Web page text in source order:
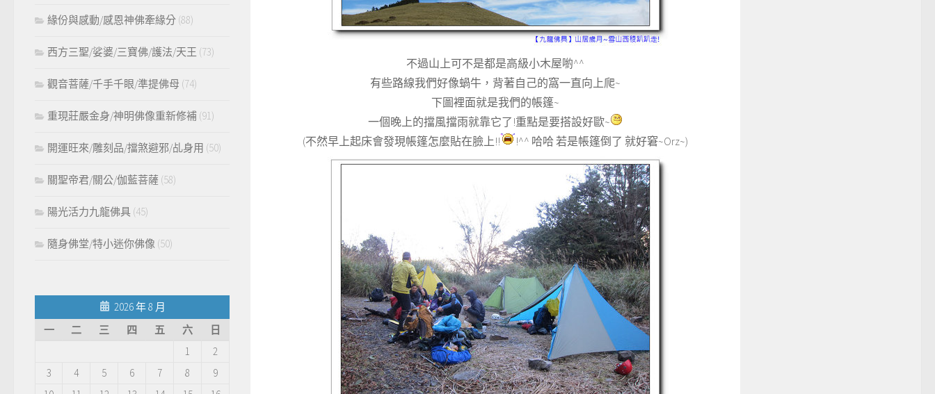
不過山上可不是都是高級小木屋喲^^
有些路線我們好像蝸牛，背著自己的窩一直向上爬~
下圖裡面就是我們的帳篷~
一個晚上的擋風擋雨就靠它了!重點是要搭設好歐~
(不然早上起床會發現帳篷怎麼貼在臉上!!
!^^ 哈哈 若是帳篷倒了 就好窘~Orz~)
緣份與感動/感恩神佛牽緣分 (88)
西方三聖/娑婆/三寶佛/護法/天王 (73)
觀音菩薩/千手千眼/準提佛母 (74)
重現莊嚴金身/神明佛像重新修補 (91)
開運旺來/雕刻品/擋煞避邪/乩身用 (50)
關聖帝君/關公/伽藍菩薩 (58)
陽光活力九龍佛具 (45)
隨身佛堂/特小迷你佛像 (50)
2026 年 8 月
一
二 三 四 五 六
日
1
2
3
4 5 6 7 8
9